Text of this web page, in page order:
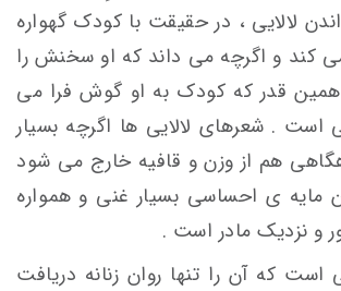
لالایی ، در حقیقت با کودک گهواره
کند و اگرچه می داند که او سخنش را
همین قدر که کودک به او گوش فرا می
است . شعرهای لالایی ها اگرچه بسیار
هم از وزن و قافیه خارج می شود
مایه ی احساسی بسیار غنی و همواره
و نزدیک مادر است .
است که آن را تنها روان زنانه دریافت